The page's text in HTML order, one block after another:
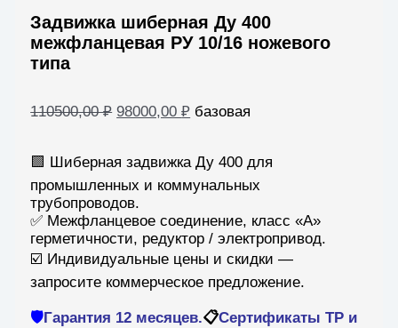
Задвижка шиберная Ду 400
межфланцевая РУ 10/16 ножевого
типа
110500,00₽ Первоначальная
110500,00 ₽.
98000,00₽Текущая
базовая
🟩 Шиберная задвижка Ду 400 для
промышленных и коммунальных
трубопроводов.
✅ Межфланцевое соединение, класс «А»
герметичности, редуктор / электропривод.
☑️ Индивидуальные цены и скидки —
запросите коммерческое предложение.
🛡️Гарантия 12 месяцев.📋Сертификаты ТР и